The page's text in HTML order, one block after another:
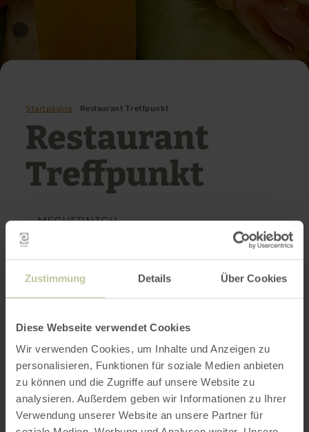
Zustimmung Details Über Cookies
Diese Webseite verwendet Cookies
Wir verwenden Cookies, um Inhalte und Anzeigen zu
personalisieren, Funktionen für soziale Medien anbieten
zu können und die Zugriffe auf unsere Website zu
analysieren. Außerdem geben wir Informationen zu Ihrer
Verwendung unserer Website an unsere Partner für
Startpagina Restaurant Treffpunkt
Restaurant
Treffpunkt
MECHERNICH
Vandaag geopend
Meer openingstijden
en recepten, dezelfde toewijding en hetzelfde
enthousiasme, willen we je verwennen met
kwaliteit tegen eerlijke prijzen.
Uw welzijn is belangrijk voor ons! Geniet van
een stukje Griekenland en voel je alsof je op